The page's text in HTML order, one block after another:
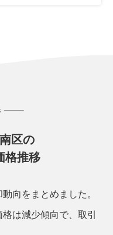
区の
格推移
向をまとめました。
は減少傾向で、取引